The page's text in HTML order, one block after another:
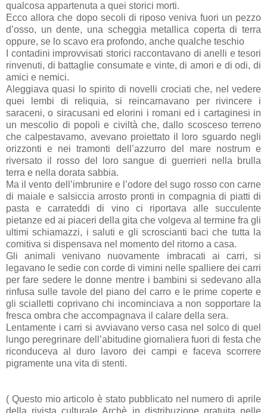
qualcosa appartenuta a quei storici morti.
Ecco allora che dopo secoli di riposo veniva fuori un pezzo
d’osso, un dente, una scheggia metallica coperta di terra
oppure, se lo scavo era profondo, anche qualche teschio
I contadini improvvisati storici raccontavano di anelli e tesori
rinvenuti, di battaglie consumate e vinte, di amori e di odi, di
amici e nemici.
Aleggiava quasi lo spirito di novelli crociati che, nel vedere
quei lembi di reliquia, si reincarnavano per rivincere i
saraceni, o siracusani ed elorini i romani ed i cartaginesi in
un mescolio di popoli e civiltà che, dallo scosceso terreno
che calpestavamo, avevano proiettato il loro sguardo negli
orizzonti e nei tramonti dell’azzurro del mare nostrum e
riversato il rosso del loro sangue di guerrieri nella brulla
terra e nella dorata sabbia.
Ma il vento dell’imbrunire e l’odore del sugo rosso con carne
di maiale e salsiccia arrosto pronti in compagnia di piatti di
pasta e carrateddi di vino ci riportava alle succulente
pietanze ed ai piaceri della gita che volgeva al termine fra gli
ultimi schiamazzi, i saluti e gli scroscianti baci che tutta la
comitiva si dispensava nel momento del ritorno a casa.
Gli animali venivano nuovamente imbracati ai carri, si
legavano le sedie con corde di vimini nelle spalliere dei carri
per fare sedere le donne mentre i bambini si sedevano alla
rinfusa sulle tavole del piano del carro e le prime coperte e
gli scialletti coprivano chi incominciava a non sopportare la
fresca ombra che accompagnava il calare della sera.
Lentamente i carri si avviavano verso casa nel solco di quel
lungo peregrinare dell’abitudine giornaliera fuori di festa che
riconduceva al duro lavoro dei campi e faceva scorrere
pigramente una vita di stenti.
( Questo mio articolo è stato pubblicato nel numero di aprile